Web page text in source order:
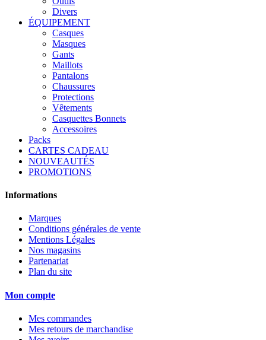
Divers
ÉQUIPEMENT
Casques
Masques
Gants
Maillots
Pantalons
Chaussures
Protections
Vêtements
Casquettes Bonnets
Accessoires
Packs
CARTES CADEAU
NOUVEAUTÉS
PROMOTIONS
Informations
Marques
Conditions générales de vente
Mentions Légales
Nos magasins
Partenariat
Plan du site
Mon compte
Mes commandes
Mes retours de marchandise